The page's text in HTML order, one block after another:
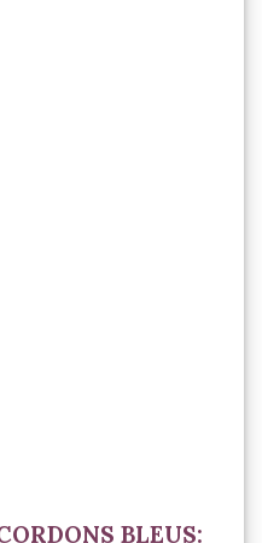
BLEUS: